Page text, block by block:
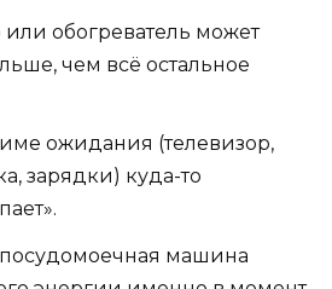
обогреватель может
чем всё остальное
ожидания (телевизор,
зарядки) куда-то
машина